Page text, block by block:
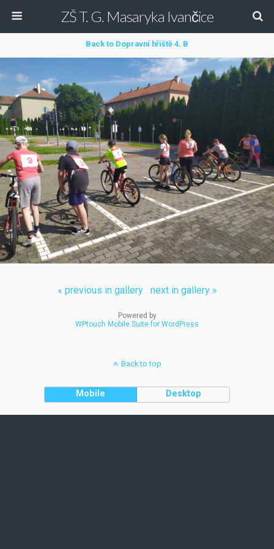
ZŠ T. G. Masaryka Ivančice
Back to Dopravní hřiště 4. B
« previous in gallery next in gallery »
Powered by
WPtouch Mobile Suite for WordPress
Back to top
Mobile Desktop